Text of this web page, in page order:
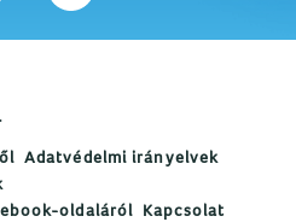
Adatvédelmi irányelvek
oldaláról Kapcsolat